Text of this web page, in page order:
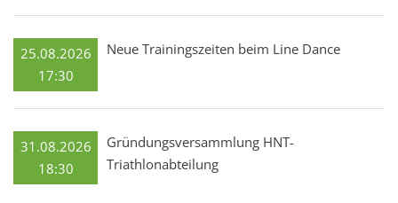
25.08.2026
17:30
Neue Trainingszeiten beim Line Dance
31.08.2026
18:30
Gründungsversammlung HNT-
Triathlonabteilung